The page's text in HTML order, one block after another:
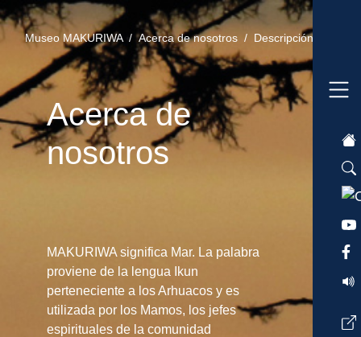
Museo MAKURIWA /Acerca de nosotros / Descripción /
Acerca de
nosotros
MAKURIWA significa Mar. La palabra
proviene de la lengua Ikun
perteneciente a los Arhuacos y es
utilizada por los Mamos, los jefes
espirituales de la comunidad